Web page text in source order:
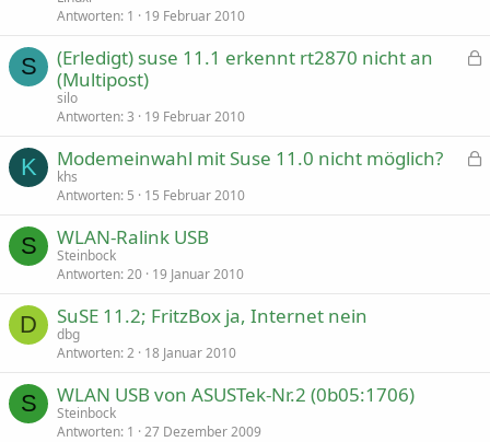
r
Antworten 1 19 Februar 2010
S
r
(Erledigt) suse 11.1 erkennt rt2870 nicht an
(Multipost)
silo
Antworten 3 19 Februar 2010
K Modemeinwahl mit Suse 11.0 nicht möglich?
khs
Antworten 5 15 Februar 2010
S WLAN-Ralink USB
Steinbock
Antworten 20 19 Januar 2010
D SuSE 11.2; FritzBox ja, Internet nein
dbg
Antworten 2 18 Januar 2010
S WLAN USB von ASUSTek-Nr.2 (0b05:1706)
Steinbock
Antworten 1 27 Dezember 2009